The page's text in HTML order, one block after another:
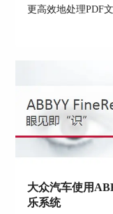
4、识别完
会把置信度低的
的原图，双击就
色的部分就好。
记成【已验证
以上就是文
识别扫描文件的
更高效地处理PDF
例，为大家介绍一
大众汽车使用
乐系统